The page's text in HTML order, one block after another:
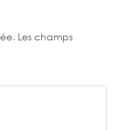
Les champs